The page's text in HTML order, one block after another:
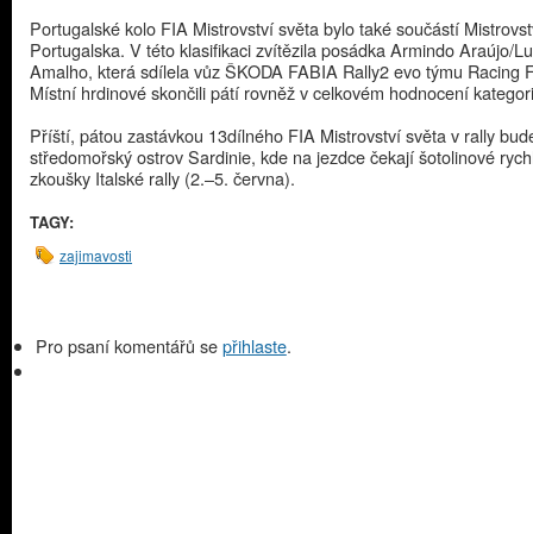
Portugalské kolo FIA Mistrovství světa bylo také součástí
Portugalska. V této klasifikaci zvítězila posádka Armindo Araújo/
Amalho, která sdílela vůz ŠKODA FABIA Rally2 evo týmu Racing
Místní hrdinové skončili pátí rovněž v celkovém hodnocení
Příští, pátou zastávkou 13dílného FIA Mistrovství světa v rally
středomořský ostrov Sardinie, kde na jezdce čekají šotolinové
zkoušky Italské rally (2.–5. června).
TAGY:
zajimavosti
Pro psaní komentářů sepřihlaste.